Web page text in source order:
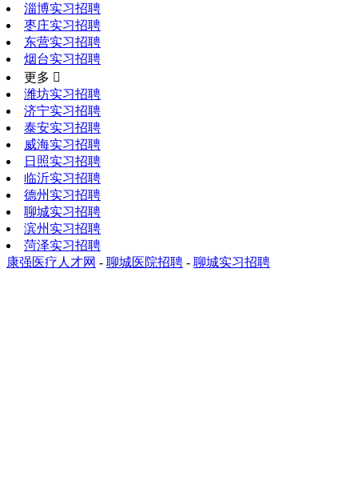
淄博实习招聘
枣庄实习招聘
东营实习招聘
烟台实习招聘
更多 
潍坊实习招聘
济宁实习招聘
泰安实习招聘
威海实习招聘
日照实习招聘
临沂实习招聘
德州实习招聘
聊城实习招聘
滨州实习招聘
菏泽实习招聘
康强医疗人才网 - 聊城医院招聘 - 聊城实习招聘